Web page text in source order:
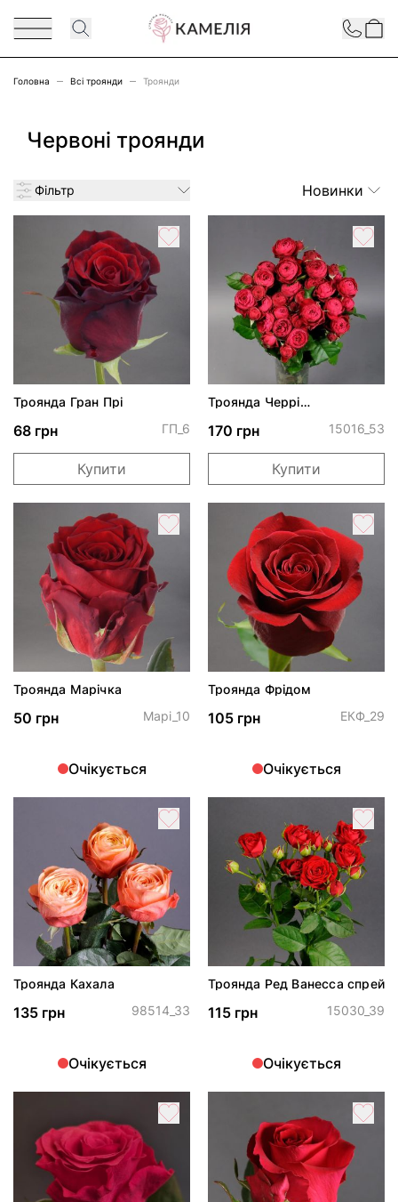
Contact
Головна Всі троянди Троянди
Червоні троянди
Фільтр Новинки
Троянда Гран Прі
68 грн ГП_6
Купити
Троянда Черрі
170 грн 15016_53
Купити
Троянда Марічка
50 грн Марі_10
Очікується
Троянда Фрідом
105 грн ЕКФ_29
Очікується
Троянда Кахала
135 грн 98514_33
Очікується
Троянда Ред Ванесса спрей
115 грн 15030_39
Очікується